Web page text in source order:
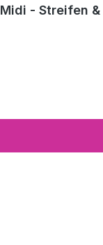
- Streifen &